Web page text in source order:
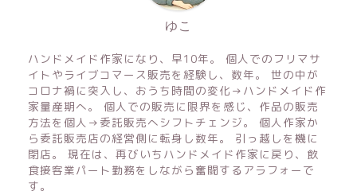
ゆこ
ハンドメイド作家になり、早10年。 個人でのフリマサ
イトやライブコマース販売を経験し、数年。 世の中が
コロナ禍に突入し、おうち時間の変化→ハンドメイド作
家量産期へ。 個人での販売に限界を感じ、作品の販売
方法を個人→委託販売へシフトチェンジ。 個人作家か
ら委託販売店の経営側に転身し数年。 引っ越しを機に
閉店。 現在は、再びいちハンドメイド作家に戻り、飲
食接客業パート勤務をしながら奮闘するアラフォーで
す。